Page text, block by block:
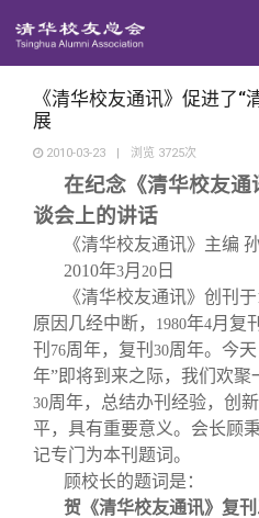
地区联络
年级联络
专业委员会
兴趣群体
西南联大校
回馈母校
捐赠项目
捐赠纪事
捐赠方法
义工计划
媒体平台
《水木清华》
我要订阅
新媒体平台
清华人物
清华故事
青春风采
校友文苑
校友服务
终身学习
信息化服务
三创大赛
校友总会
总会简介
会长致辞
关闭
《清华校友通讯》促进了“
展
2010-03-23 | 浏览 3725次
在纪念《清华校友
谈会上的讲话
《清华校友通讯》主编
2010年3月 20 日
《清华校友通讯》创刊于
原因几经中断，
1980年4月复
刊 76周年，复刊 30周年。今
年”即将到来之际，我们欢聚
30周年，总结办刊经验，创
平，具有重要意义。会长顾
记专门为本刊题词。
顾校长的题词是：
贺《清华校友通讯》复